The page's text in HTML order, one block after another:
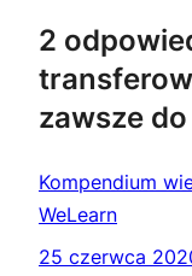
2
zawsze
Kompendium
WeLearn
25 czerwca